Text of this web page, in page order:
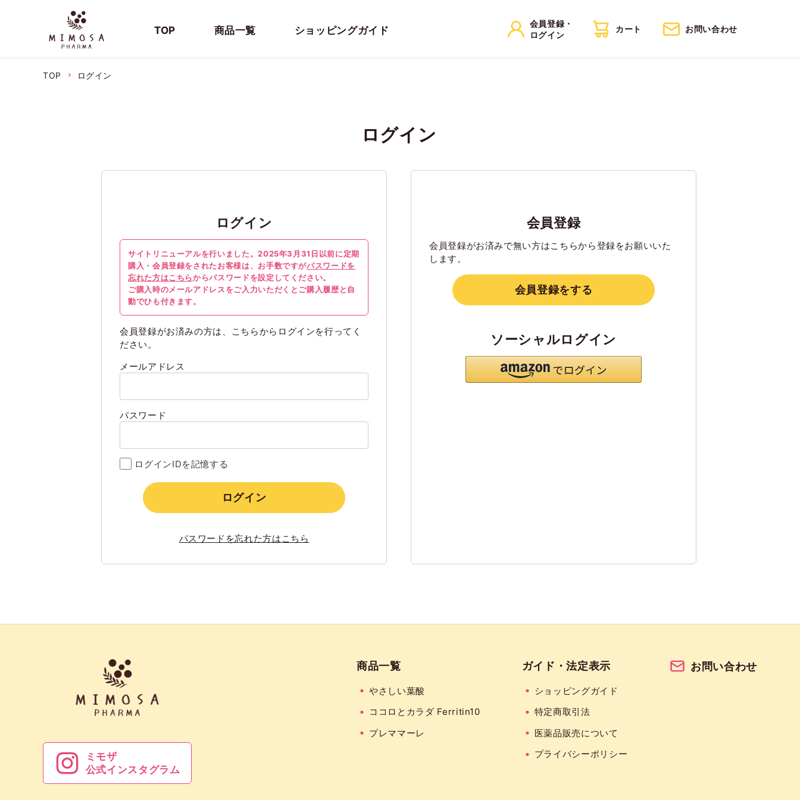
TOP 商品一覧 ショッピングガイド
会員登録・
ログイン
カート お問い合わせ
TOP ログイン
ログイン
ログイン
サイトリニューアルを行いました。2025年3月31日以前に定期
購入・会員登録をされたお客様は、お手数ですがパスワードを
忘れた方はこちらからパスワードを設定してください。
ご購入時のメールアドレスをご入力いただくとご購入履歴と自
動でひも付きます。
会員登録がお済みの方は、こちらからログインを行ってく
ださい。
メールアドレス
パスワード
ログインIDを記憶する
ログイン
パスワードを忘れた方はこちら
会員登録
会員登録がお済みで無い方はこちらから登録をお願いいた
します。
会員登録をする
ソーシャルログイン
ミモザ
公式インスタグラム
商品一覧
やさしい葉酸
ココロとカラダ Ferritin10
プレママーレ
ガイド・法定表示
ショッピングガイド
特定商取引法
医薬品販売について
プライバシーポリシー
お問い合わせ